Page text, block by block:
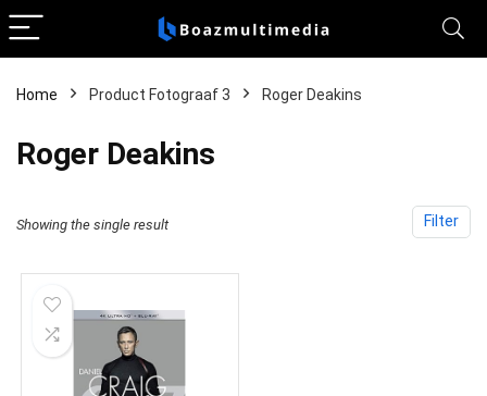
Home Product Fotograaf 3 Roger Deakins
Roger Deakins
Filter
Showing the single result